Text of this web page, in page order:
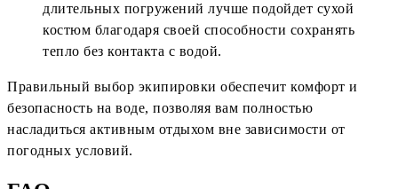
длительных погружений лучше подойдет сухой
костюм благодаря своей способности сохранять
тепло без контакта с водой.
Правильный выбор экипировки обеспечит комфорт и
безопасность на воде, позволяя вам полностью
насладиться активным отдыхом вне зависимости от
погодных условий.